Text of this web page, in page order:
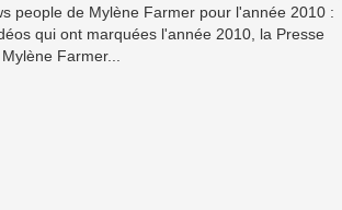
people de Mylène Farmer pour l'année 2010 :
qui ont marquées l'année 2010, la Presse
Farmer...